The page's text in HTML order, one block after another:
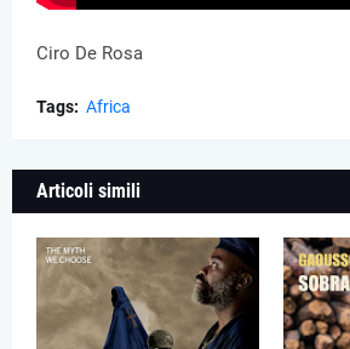
Ciro De Rosa
Tags: Africa
Articoli simili